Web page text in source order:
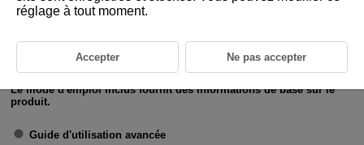
Le mode d'emploi inclus fournit des informations de base sur le
produit.
Guide d'utilisation avancée
réglage à tout moment.
Accepter Ne pas accepter